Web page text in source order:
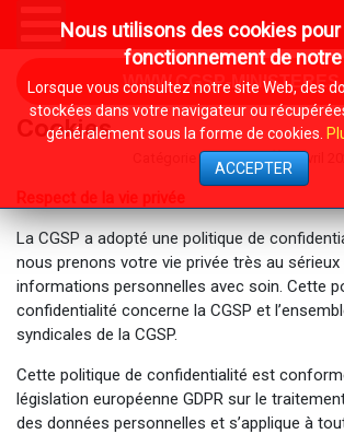
WWW.CGSP-
Cookies
Catégorie :System 9 Avril
Respect de la vie privée
La CGSP a adopté une politique de
nous prenons votre vie privée très au
informations personnelles avec soin. Cette
confidentialité concerne la CGSP et
syndicales de la CGSP.
Cette politique de confidentialité est
législation européenne GDPR sur le
des données personnelles et s’applique à
Nous utilisons des cookies
fonctionnement de
Lorsque vous consultez notre site Web, des
stockées dans votre navigateur ou
généralement sous la forme de cookies.
ACCEPTER